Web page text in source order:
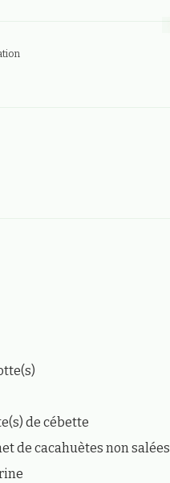
de cébette
de cacahuètes non salées